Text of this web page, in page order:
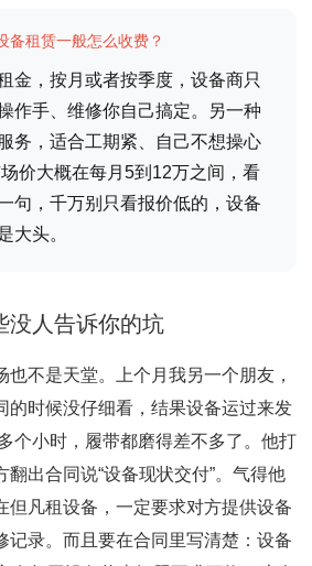
备租赁一般怎么收费？
金，按月或者按季度，设备商只
作手、维修你自己搞定。另一种
务，适合工期紧、自己不想操心
价大概在每月5到12万之间，看
句，千万别只看报价低的，设备
大头。
没人告诉你的坑
也不是天堂。上个月我另一个朋友，
的时候没仔细看，结果设备运过来发
个小时，履带都磨得差不多了。他打
翻出合同说“设备现状交付”。气得他
但凡租设备，一定要求对方提供设备
记录。而且要在合同里写清楚：设备